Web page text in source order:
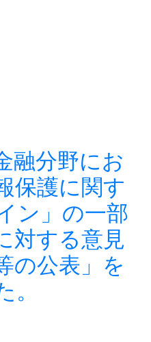
融分野にお
保護に関す
ン」の一部
対する意見
の公表」を